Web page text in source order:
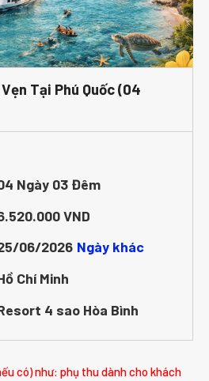
Tại Phú Quốc (04
Ngày 03 Đêm
VND
06/2026 Ngày khác
Chí Minh
4 sao Hòa Bình
có) như: phụ thu dành cho khách